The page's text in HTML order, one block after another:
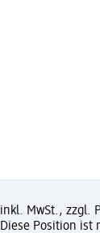
MwSt., zzgl.
Position ist